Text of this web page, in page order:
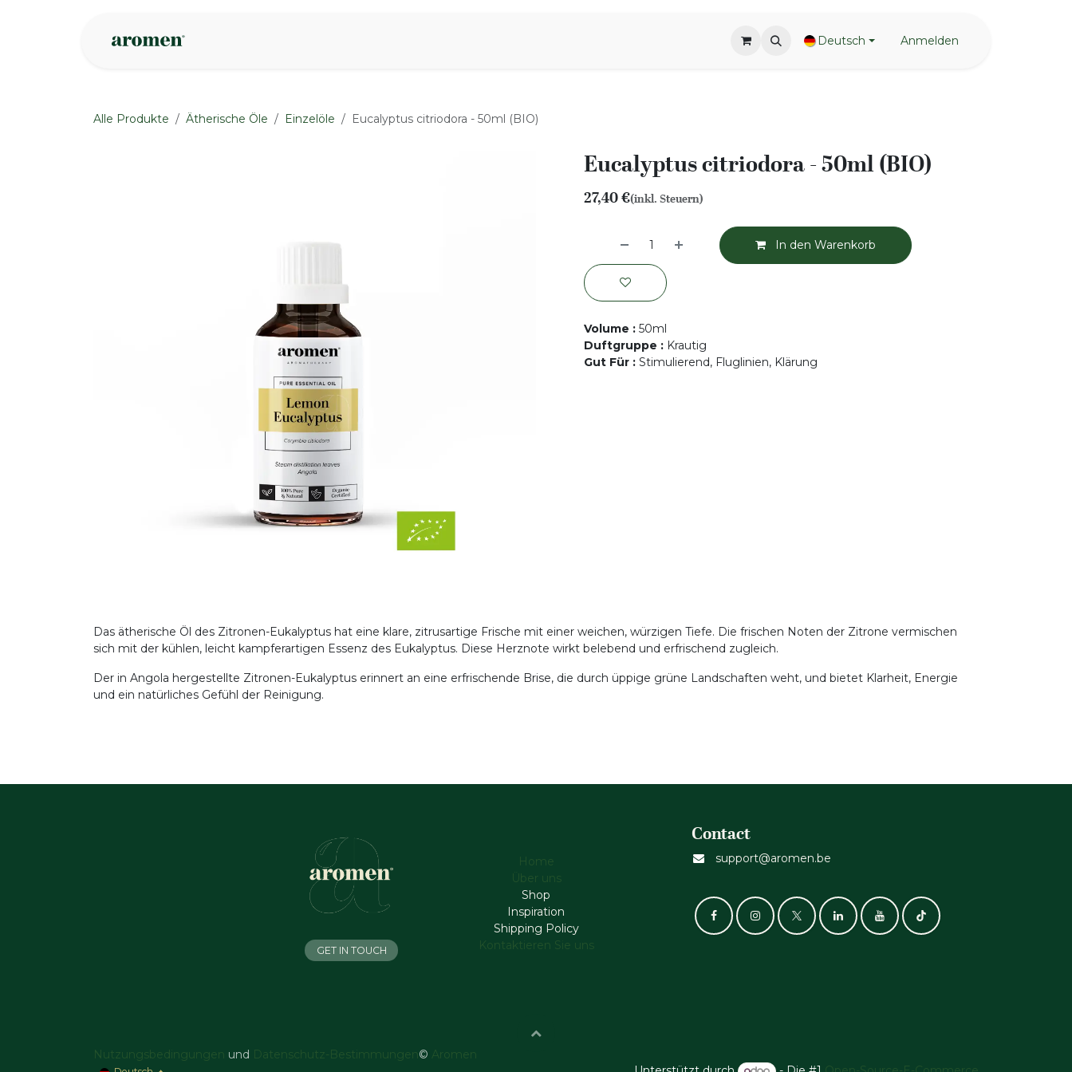
Deutsch Anmelden
Alle Produkte Ätherische Öle Einzelöle Eucalyptus citriodora - 50ml (BIO)
Eucalyptus citriodora - 50ml (BIO)
27,40€(inkl. Steuern)
In den Warenkorb
Volume : 50ml
Duftgruppe : Krautig
Gut Für : Stimulierend, Fluglinien, Klärung
Das ätherische Öl des Zitronen-Eukalyptus hat eine klare, zitrusartige Frische mit einer weichen, würzigen Tiefe. Die frischen Noten der Zitrone vermischen
sich mit der kühlen, leicht kampferartigen Essenz des Eukalyptus. Diese Herznote wirkt belebend und erfrischend zugleich.
Der in Angola hergestellte Zitronen-Eukalyptus erinnert an eine erfrischende Brise, die durch üppige grüne Landschaften weht, und bietet Klarheit, Energie
und ein natürliches Gefühl der Reinigung.
Home
Über uns
Shop
Inspiration
Shipping Policy
Kontaktieren Sie uns
Contact
support@aromen.be
GET IN TOUCH
Nutzungsbedingungen und Datenschutz-Bestimmungen © Aromen